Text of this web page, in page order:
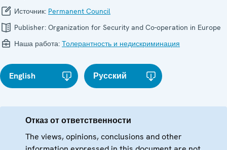
Источник: Permanent Council
Publisher: Organization for Security and Co-operation in Europe
Наша работа: Толерантность и недискриминация
English Русский
Отказ от ответственности
The views, opinions, conclusions and other